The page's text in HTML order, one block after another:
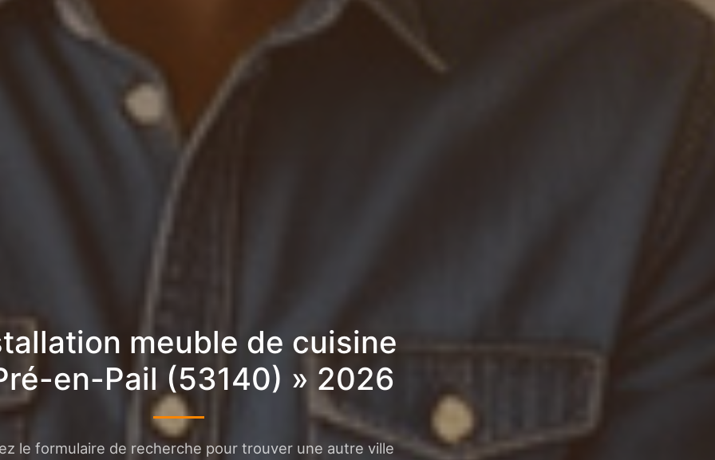
meuble de cuisine
en-Pail (53140) » 2026
le formulaire de recherche pour trouver une autre ville